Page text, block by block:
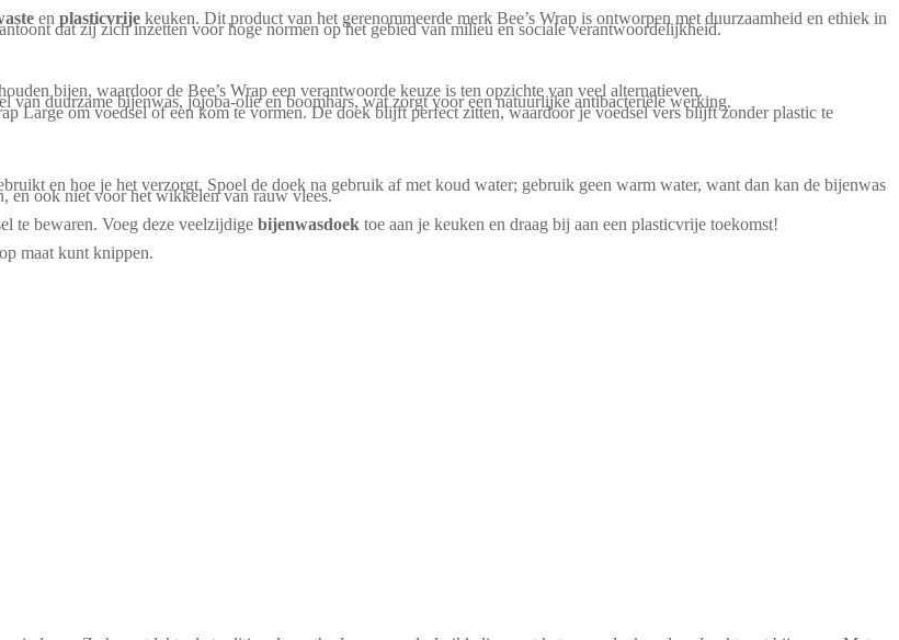
en plasticvrije keuken. Dit product van het gerenommeerde merk Bee’s Wrap is ontworpen met duurzaamheid en ethiek in
dat zij zich inzetten voor hoge normen op het gebied van milieu en sociale verantwoordelijkheid.
bijen, waardoor de Bee’s Wrap een verantwoorde keuze is ten opzichte van veel alternatieven.
van duurzame bijenwas, jojoba-olie en boomhars, wat zorgt voor een natuurlijke antibacteriële werking.
Large om voedsel of een kom te vormen. De doek blijft perfect zitten, waardoor je voedsel vers blijft zonder plastic te
en hoe je het verzorgt. Spoel de doek na gebruik af met koud water; gebruik geen warm water, want dan kan de bijenwas
en ook niet voor het wikkelen van rauw vlees.
te bewaren. Voeg deze veelzijdige bijenwasdoek toe aan je keuken en draag bij aan een plasticvrije toekomst!
maat kunt knippen.